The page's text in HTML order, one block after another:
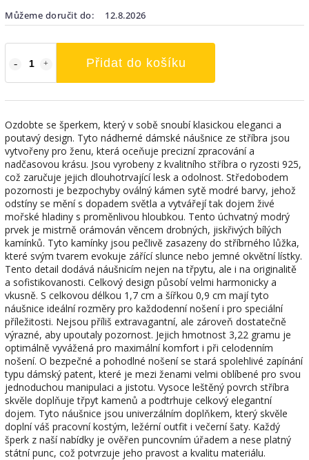
Můžeme doručit do:
12.8.2026
Přidat do košíku
Ozdobte se šperkem, který v sobě snoubí klasickou eleganci a
poutavý design. Tyto nádherné dámské náušnice ze stříbra jsou
vytvořeny pro ženu, která oceňuje precizní zpracování a
nadčasovou krásu. Jsou vyrobeny z kvalitního stříbra o ryzosti 925,
což zaručuje jejich dlouhotrvající lesk a odolnost. Středobodem
pozornosti je bezpochyby oválný kámen sytě modré barvy, jehož
odstíny se mění s dopadem světla a vytvářejí tak dojem živé
mořské hladiny s proměnlivou hloubkou. Tento úchvatný modrý
prvek je mistrně orámován věncem drobných, jiskřivých bílých
kamínků. Tyto kamínky jsou pečlivě zasazeny do stříbrného lůžka,
které svým tvarem evokuje zářící slunce nebo jemné okvětní lístky.
Tento detail dodává náušnicím nejen na třpytu, ale i na originalitě
a sofistikovanosti. Celkový design působí velmi harmonicky a
vkusně. S celkovou délkou 1,7 cm a šířkou 0,9 cm mají tyto
náušnice ideální rozměry pro každodenní nošení i pro speciální
příležitosti. Nejsou příliš extravagantní, ale zároveň dostatečně
výrazné, aby upoutaly pozornost. Jejich hmotnost 3,22 gramu je
optimálně vyvážená pro maximální komfort i při celodenním
nošení. O bezpečné a pohodlné nošení se stará spolehlivé zapínání
typu dámský patent, které je mezi ženami velmi oblíbené pro svou
jednoduchou manipulaci a jistotu. Vysoce leštěný povrch stříbra
skvěle doplňuje třpyt kamenů a podtrhuje celkový elegantní
dojem. Tyto náušnice jsou univerzálním doplňkem, který skvěle
doplní váš pracovní kostým, ležérní outfit i večerní šaty. Každý
šperk z naší nabídky je ověřen puncovním úřadem a nese platný
státní punc, což potvrzuje jeho pravost a kvalitu materiálu.